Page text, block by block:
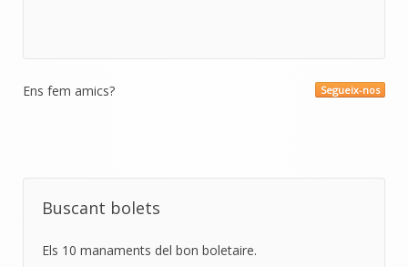
Segueix-nos
Ens fem amics?
Buscant bolets
Els 10 manaments del bon boletaire.